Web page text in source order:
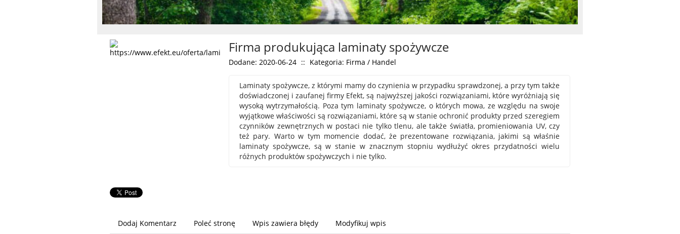
Firma produkująca laminaty spożywcze
Dodane: 2020-06-24 :: Kategoria: Firma / Handel
Laminaty spożywcze, z którymi mamy do czynienia w przypadku sprawdzonej, a przy tym także
doświadczonej i zaufanej firmy Efekt, są najwyższej jakości rozwiązaniami, które wyróżniają się
wysoką wytrzymałością. Poza tym laminaty spożywcze, o których mowa, ze względu na swoje
wyjątkowe właściwości są rozwiązaniami, które są w stanie ochronić produkty przed szeregiem
czynników zewnętrznych w postaci nie tylko tlenu, ale także światła, promieniowania UV, czy
też pary. Warto w tym momencie dodać, że prezentowane rozwiązania, jakimi są właśnie
laminaty spożywcze, są w stanie w znacznym stopniu wydłużyć okres przydatności wielu
różnych produktów spożywczych i nie tylko.
Dodaj Komentarz Poleć stronę Wpis zawiera błędy Modyfikuj wpis